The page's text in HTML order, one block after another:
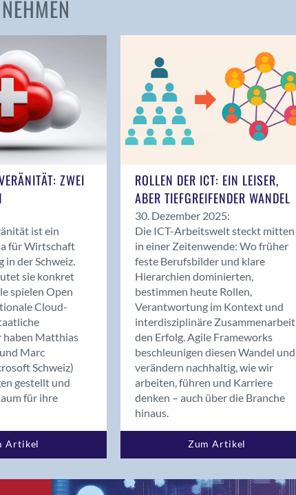
Andelfingen
Balsthal
Balzers
Bassersdorf
Benken (SG)
Bergdietikon
Bern - Liebefeld
Birsfelden
ZWEI
ist ein
für Wirtschaft
der Schweiz.
sie konkret
spielen Open
Cloud-
haben Matthias
Marc
Schweiz)
gestellt und
für ihre
Artikel
ROLLEN DER ICT: EIN LEISER,
ABER TIEFGREIFENDER WANDEL
30. Dezember 2025:
Die ICT-Arbeitswelt steckt mitten
in einer Zeitenwende: Wo früher
feste Berufsbilder und klare
Hierarchien dominierten,
bestimmen heute Rollen,
Verantwortung im Kontext und
interdisziplinäre Zusammenarbeit
den Erfolg. Agile Frameworks
beschleunigen diesen Wandel und
verändern nachhaltig, wie wir
arbeiten, führen und Karriere
denken – auch über die Branche
hinaus.
Zum Artikel